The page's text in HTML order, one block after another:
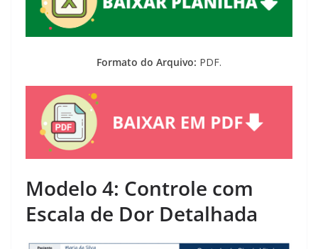
Formato do Arquivo: PDF.
Modelo 4: Controle com
Escala de Dor Detalhada